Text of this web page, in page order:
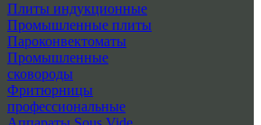
Плиты индукционные
Промышленные плиты
Пароконвектоматы
Промышленные
сковороды
Фритюрницы
профессиональные